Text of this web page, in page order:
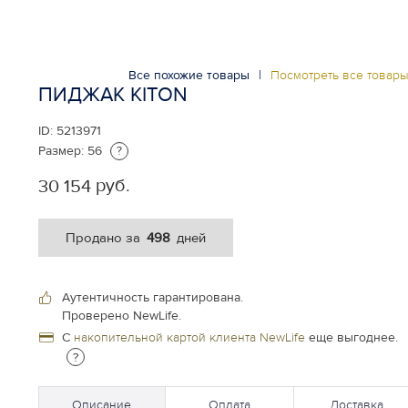
Все похожие товары | Посмотреть все
ПИДЖАК KITON
ID: 5213971
Размер: 56 ?
30 154 руб.
Продано за 498 дней
Аутентичность гарантирована.
Проверено NewLife.
С накопительной картой клиента NewLife еще выгоднее.
?
Описание Оплата Доставка